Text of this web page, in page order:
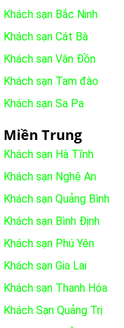
Khách sạn Bắc Ninh
Khách sạn Cát Bà
Khách sạn Vân Đồn
Khách sạn Tam đào
Khách sạn Sa Pa
Miền Trung
Khách sạn Hà Tĩnh
Khách sạn Nghệ An
Khách sạn Quảng Bình
Khách sạn Bình Định
Khách sạn Phú Yên
Khách sạn Gia Lai
Khách sạn Thanh Hóa
Khách Sạn Quảng Trị